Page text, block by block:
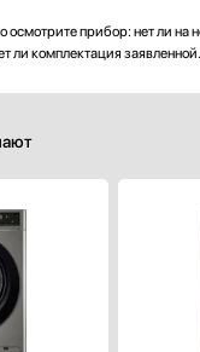
осмотрите прибор: нет ли на
ли комплектация заявленной.
Максимальная
Скорость
Количество